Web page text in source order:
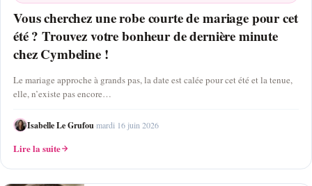
Vous cherchez une robe courte de mariage pour cet
été ? Trouvez votre bonheur de dernière minute
chez Cymbeline !
Le mariage approche à grands pas, la date est calée pour cet été et la tenue,
elle, n’existe pas encore…
Isabelle Le Grufou·mardi 16 juin 2026
Lire la suite